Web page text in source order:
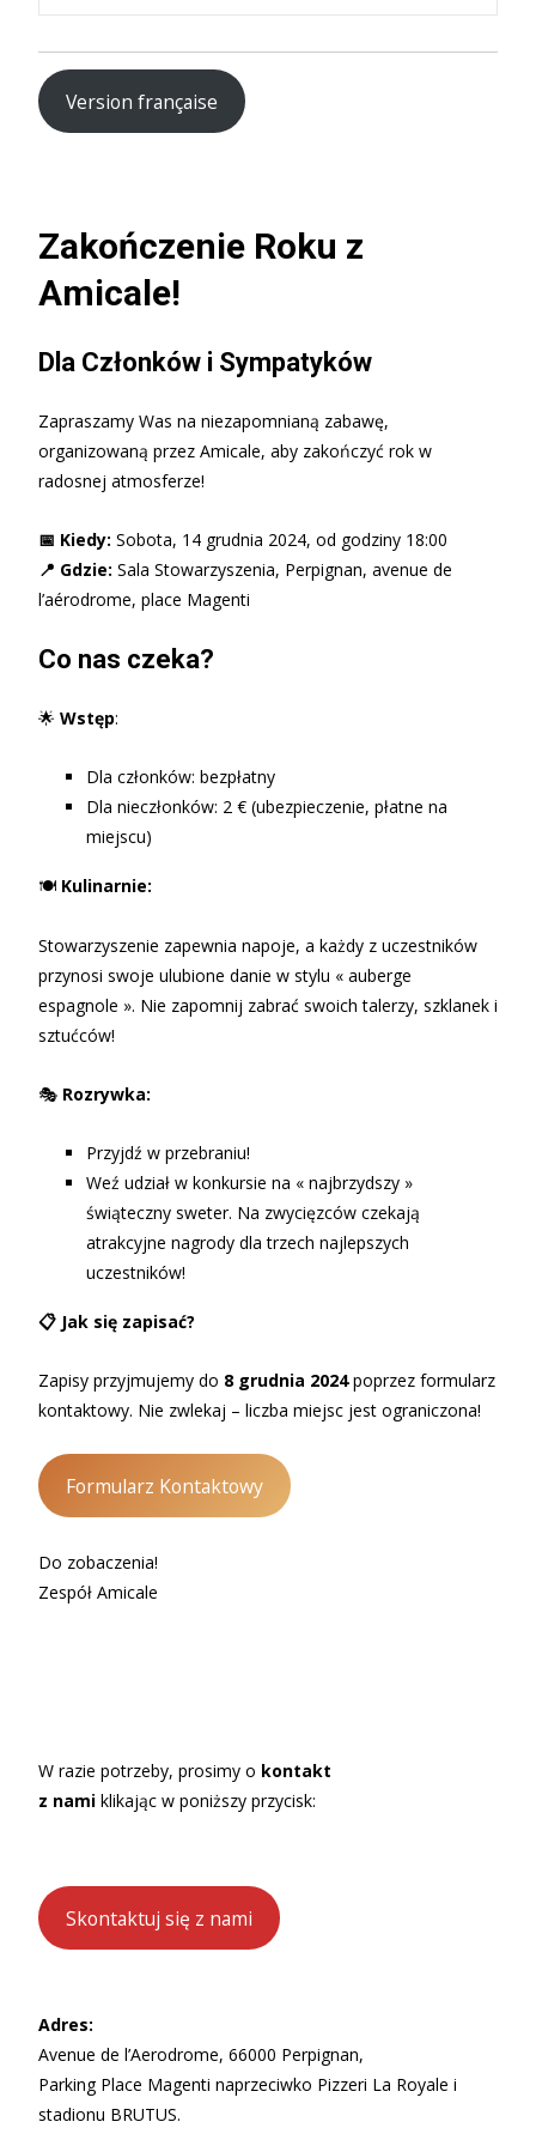
Version française
Zakończenie Roku z
Amicale!
Dla Członków i Sympatyków
Zapraszamy Was na niezapomnianą zabawę,
organizowaną przez Amicale, aby zakończyć rok w
radosnej atmosferze!
📅 Kiedy: Sobota, 14 grudnia 2024, od godziny 18:00
📍 Gdzie: Sala Stowarzyszenia, Perpignan, avenue de
l’aérodrome, place Magenti
Co nas czeka?
🌟 Wstęp:
Dla członków: bezpłatny
Dla nieczłonków: 2 € (ubezpieczenie, płatne na
miejscu)
🍽️ Kulinarnie:
Stowarzyszenie zapewnia napoje, a każdy z uczestników
przynosi swoje ulubione danie w stylu « auberge
espagnole ». Nie zapomnij zabrać swoich talerzy, szklanek i
sztućców!
🎭 Rozrywka:
Przyjdź w przebraniu!
Weź udział w konkursie na « najbrzydszy »
świąteczny sweter. Na zwycięzców czekają
atrakcyjne nagrody dla trzech najlepszych
uczestników!
📋 Jak się zapisać?
Zapisy przyjmujemy do 8 grudnia 2024poprzez formularz
kontaktowy. Nie zwlekaj – liczba miejsc jest ograniczona!
Formularz Kontaktowy
Do zobaczenia!
Zespół Amicale
W razie potrzeby, prosimy o kontakt
z nami klikając w poniższy przycisk:
Skontaktuj się z nami
Adres:
Avenue de l’Aerodrome, 66000 Perpignan,
Parking Place Magenti naprzeciwko Pizzeri La Royale i
stadionu BRUTUS.